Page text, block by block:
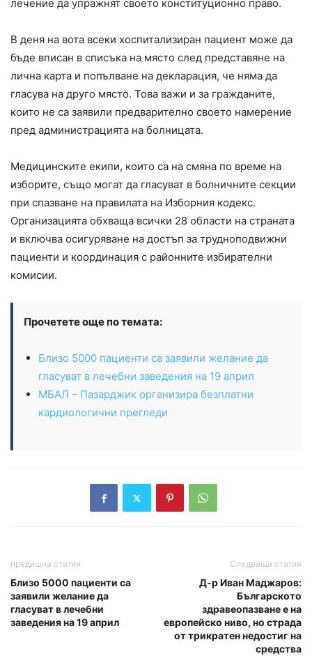
лечение да упражнят своето конституционно право.
В деня на вота всеки хоспитализиран пациент може да
бъде вписан в списъка на място след представяне на
лична карта и попълване на декларация, че няма да
гласува на друго място. Това важи и за гражданите,
които не са заявили предварително своето намерение
пред администрацията на болницата.
Медицинските екипи, които са на смяна по време на
изборите, също могат да гласуват в болничните секции
при спазване на правилата на Изборния кодекс.
Организацията обхваща всички 28 области на страната
и включва осигуряване на достъп за трудноподвижни
пациенти и координация с районните избирателни
комисии.
Прочетете още по темата:
Близо 5000 пациенти са заявили желание да
гласуват в лечебни заведения на 19 април
МБАЛ – Пазарджик организира безплатни
кардиологични прегледи
предишна статия
Близо 5000 пациенти са
заявили желание да
гласуват в лечебни
заведения на 19 април
Следваща статия
Д-р Иван Маджаров:
Българското
здравеопазване е на
европейско ниво, но страда
от трикратен недостиг на
средства